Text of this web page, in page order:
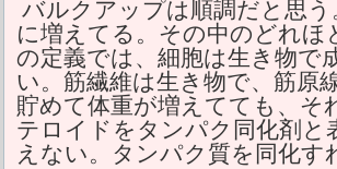
バルクアップは順調だと思
に増えてる。その中のどれ
の定義では、細胞は生き物で
い。筋繊維は生き物で、筋原
貯めて体重が増えてても、
テロイドをタンパク同化剤
えない。タンパク質を同化す